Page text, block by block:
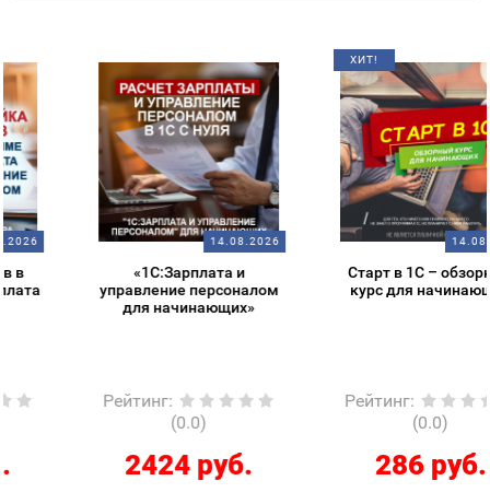
14.08.2026
«1С:Зарплата и
управление персоналом
для начинающих»
:
2424 руб.
14.08.2026
Старт в 1С – обзорный
курс для начинающих
:
286 руб.